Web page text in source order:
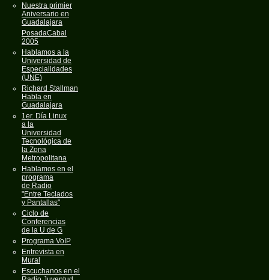
Nuestra primier
Aniversario en
Guadalajara
PosadaCabal
2005
Hablamos a la
Universidad de
Especialidades
(UNE)
Richard Stallman
Habla en
Guadalajara
1er. Día Linux
a la
Universidad
Tecnológica de
la Zona
Metropolitana
Hablamos en el
programa
de Radio
"Entre Teclados
y Pantallas"
Ciclo de
Conferencias
de la U de G
Programa VoIP
Entrevista en
Mural
Escuchanos en el